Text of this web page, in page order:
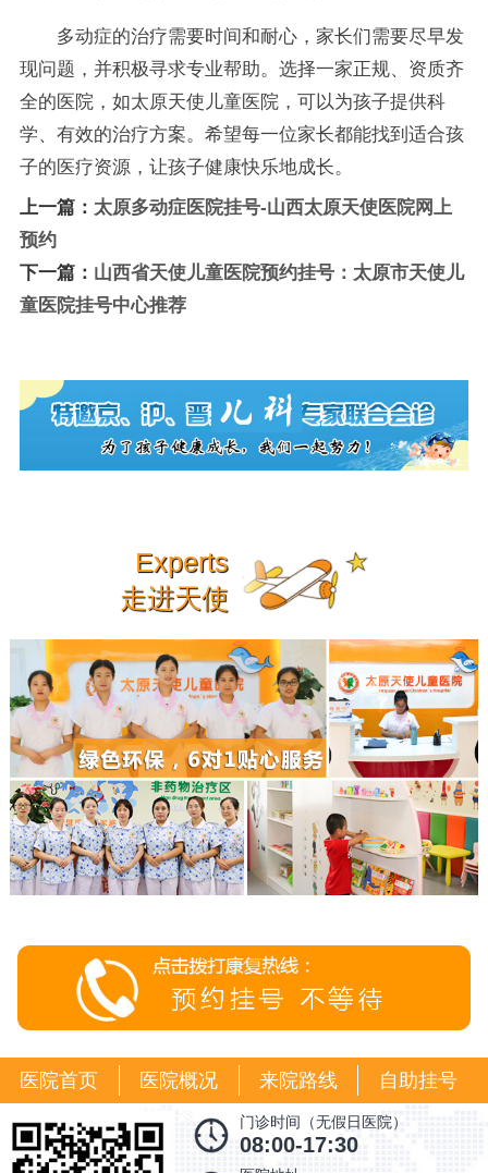
多动症的治疗需要时间和耐心，家长们需要尽早发
现问题，并积极寻求专业帮助。选择一家正规、资质齐
全的医院，如太原天使儿童医院，可以为孩子提供科
学、有效的治疗方案。希望每一位家长都能找到适合孩
子的医疗资源，让孩子健康快乐地成长。
上一篇： 太原多动症医院挂号-山西太原天使医院网上
预约
下一篇： 山西省天使儿童医院预约挂号：太原市天使儿
童医院挂号中心推荐
Experts
走进天使
医院首页 医院概况 来院路线 自助挂号
门诊时间（无假日医院）
08:00-17:30